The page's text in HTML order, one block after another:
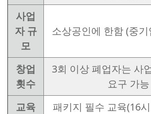
사업
자 규
모
소상공인에 한함 (중
창업
횟수
3회 이상 폐업자는 사
요구 가능
교육
패키지 필수 교육(16